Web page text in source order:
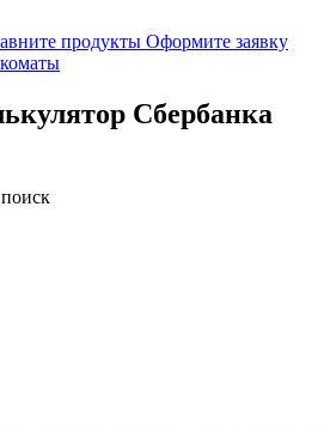
продукты Оформите заявку
Сбербанка